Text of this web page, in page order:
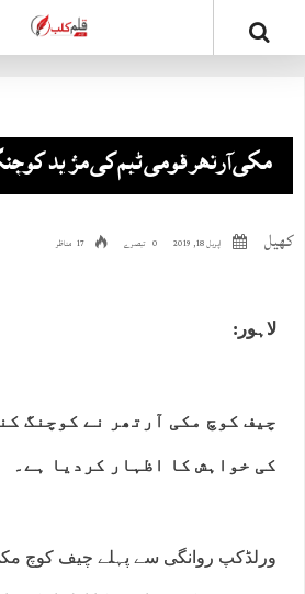
مکی آرتھر قومی ٹیم کی مزید
کھیل اپریل 18, 2019 0 تبصرے 17 مناظر
لاہور:
چیف کوچ مکی آرتھر نے کوچنگ
کی خواہش کا اظہار کردیا ہے۔
ورلڈکپ روانگی سے پہلے چیف کوچ